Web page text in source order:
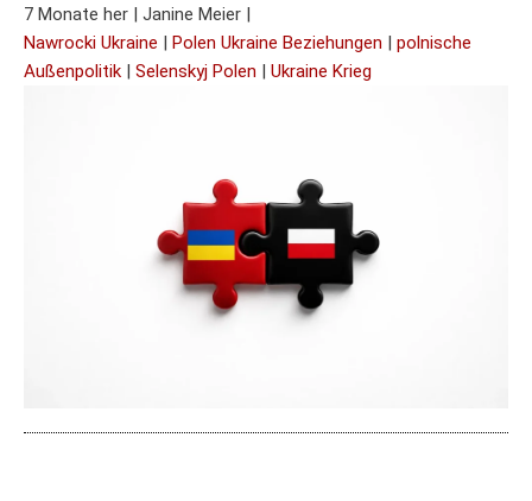
7 Monate her | Janine Meier |
Nawrocki Ukraine | Polen Ukraine Beziehungen | polnische
Außenpolitik | Selenskyj Polen | Ukraine Krieg